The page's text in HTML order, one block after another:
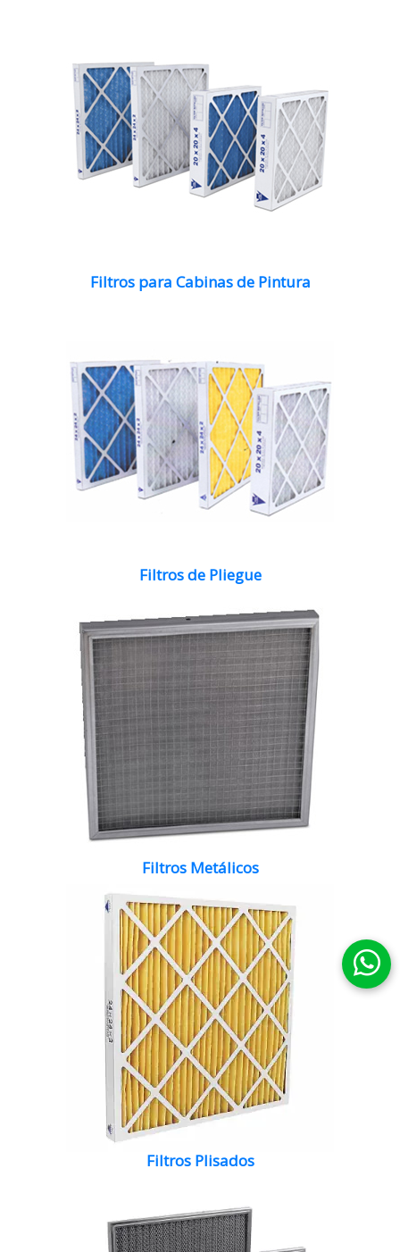
Filtros para Cabinas de Pintura
Filtros de Pliegue
Filtros Metálicos
Filtros Plisados